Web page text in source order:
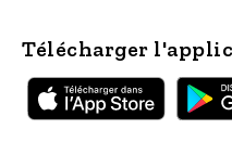
Télécharger